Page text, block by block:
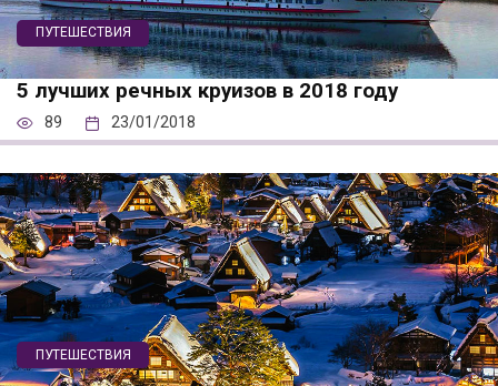
ПУТЕШЕСТВИЯ
5 лучших речных круизов в 2018 году
89 23/01/2018
ПУТЕШЕСТВИЯ